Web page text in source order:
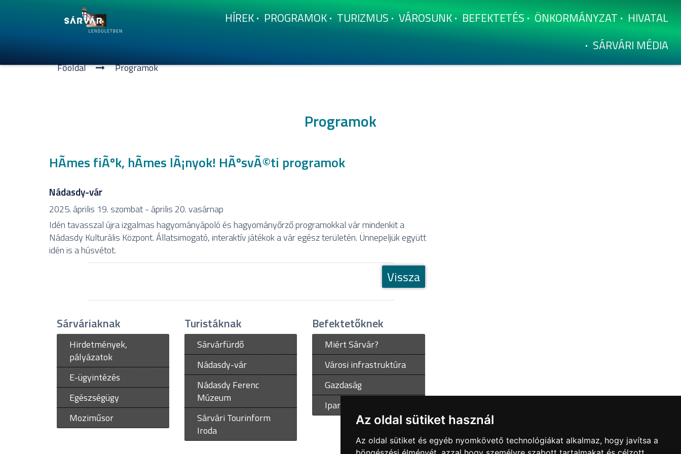
Az oldal sütiket használ
Az oldal sütiket és egyéb nyomkövető technológiákat alkalmaz, hogy javítsa a
HÍ­REK PROGRAMOK TURIZMUS VÁROSUNK BEFEKTETÉS ÖNKORMÁNYZAT
HIVATAL
SÁRVÁRI MÉDIA
Főoldal Programok
Programok
HÃ­mes fiÃºk, hÃ­mes lÃ¡nyok! HÃºsvÃ©ti programok
Nádasdy-vár
2025. április 19. szombat - április 20. vasárnap
Idén tavasszal újra izgalmas hagyományápoló és hagyományőrző programokkal vár mindenkit a
Nádasdy Kulturális Központ. Állatsimogató, interaktív játékok a vár egész területén. Ünnepeljük együtt
idén is a húsvétot.
Vissza
Sárváriaknak
Hirdetmények,
pályázatok
E-ügyintézés
Egészségügy
Moziműsor
Turistáknak
Sárvárfürdő
Nádasdy-vár
Nádasdy Ferenc
Múzeum
Sárvári Tourinform
Iroda
Befektetőknek
Miért Sárvár?
Városi infrastruktúra
Gazdaság
Ipari parkok